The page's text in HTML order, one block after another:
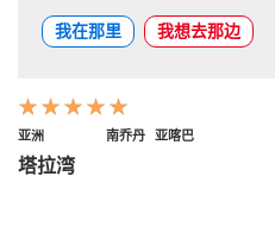
我在那里 我想去那边
亚洲 南乔丹 亚喀巴
塔拉湾